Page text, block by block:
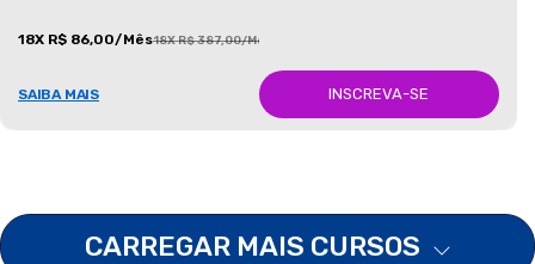
18X R$ 86,00/Mês18X R$ 387,00/Mês
SAIBA MAIS INSCREVA-SE
CARREGAR MAIS CURSOS